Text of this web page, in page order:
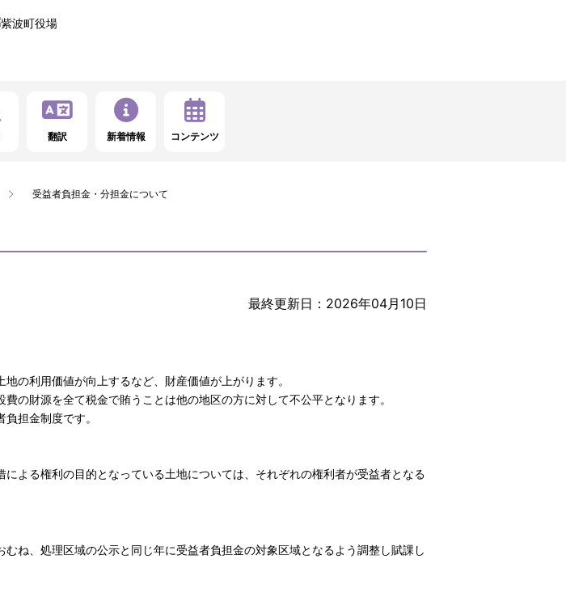
翻訳 新着情報 コンテンツ
受益者負担金・分担金について
最終更新日：2026年04月10日
の利用価値が向上するなど、財産価値が上がります。
の財源を全て税金で賄うことは他の地区の方に対して不公平となります。
担金制度です。
よる権利の目的となっている土地については、それぞれの権利者が受益者となる
ね、処理区域の公示と同じ年に受益者負担金の対象区域となるよう調整し賦課し